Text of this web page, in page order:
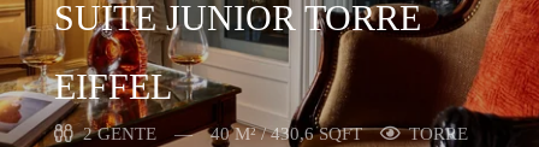
SUITE JUNIOR TORRE
EIFFEL
2 GENTE 40 M² / 430,6 SQFT
TORRE